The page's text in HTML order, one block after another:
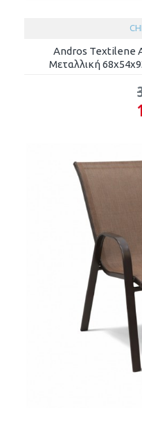
Andros Textilene
Μεταλλική